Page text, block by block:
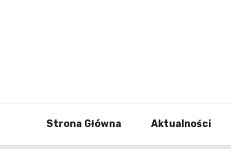
Strona Główna Aktualności